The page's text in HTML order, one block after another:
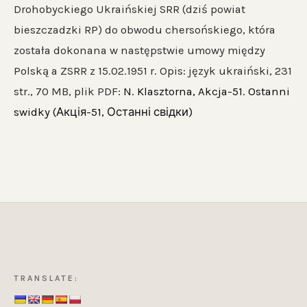
Drohobyckiego Ukraińskiej SRR (dziś powiat
bieszczadzki RP) do obwodu chersońskiego, która
została dokonana w następstwie umowy między
Polską a ZSRR z 15.02.1951 r. Opis: język ukraiński, 231
str., 70 MB, plik PDF: N. Klasztorna, Akcja-51. Ostanni
swidky (Акція-51, Останні свідки)
TRANSLATE: